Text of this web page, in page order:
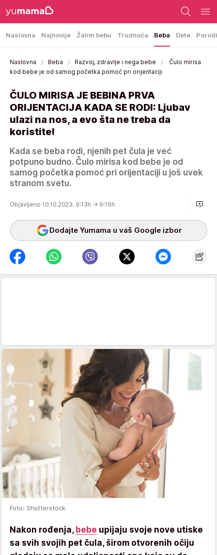
Naslovna Najnovije Želim bebu Trudnoća Beba Dete
Naslovna Beba Razvoj, zdravlje i nega bebe
Čulo mirisa
kod bebe je od samog početka pomoć pri orijentaciji
ČULO MIRISA JE BEBINA PRVA
ORIJENTACIJA KADA SE RODI: Ljubav
ulazi na nos, a evo šta ne treba da
koristite!
Kada se beba rodi, njenih pet čula je već
potpuno budno. Čulo mirisa kod bebe je od
samog početka pomoć pri orijentaciji u još uvek
stranom svetu.
Objavljeno 10.10.2023. 9:13h → 9:16h
Dodajte Yumama u vaš Google izbor
Foto: Shutterstock
Nakon rođenja, bebe upijaju svoje nove utiske
sa svih svojih pet čula, širom otvorenih očiju